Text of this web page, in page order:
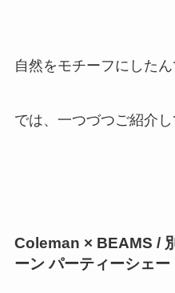
自然をモチーフにしたん
では、一つづつご紹介し
Coleman × BEAMS /
ーン パーティーシェー